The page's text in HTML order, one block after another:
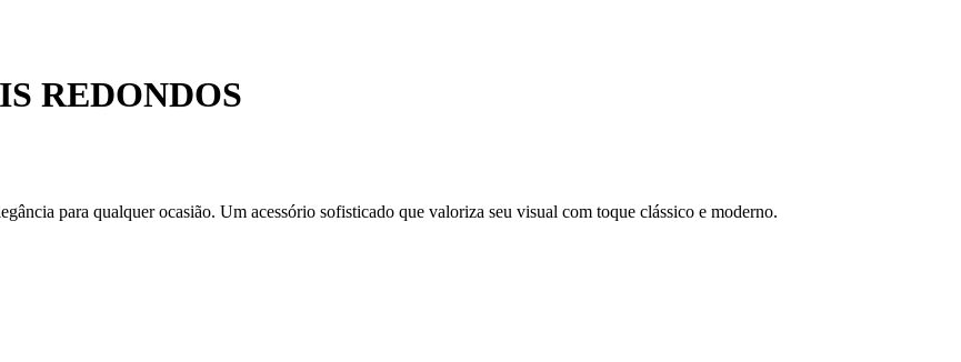
REDONDOS
para qualquer ocasião. Um acessório sofisticado que valoriza seu visual com toque clássico e moderno.